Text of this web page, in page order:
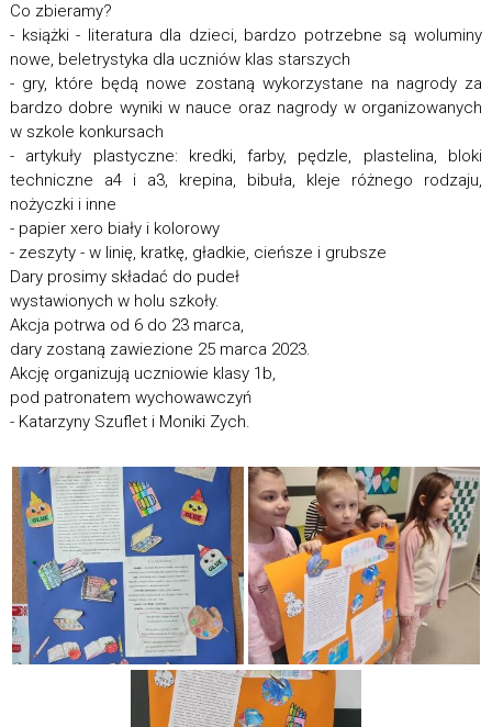
Co zbieramy?
- książki - literatura dla dzieci, bardzo potrzebne są woluminy
nowe, beletrystyka dla uczniów klas starszych
- gry, które będą nowe zostaną wykorzystane na nagrody za
bardzo dobre wyniki w nauce oraz nagrody w organizowanych
w szkole konkursach
- artykuły plastyczne: kredki, farby, pędzle, plastelina, bloki
techniczne a4 i a3, krepina, bibuła, kleje różnego rodzaju,
nożyczki i inne
- papier xero biały i kolorowy
- zeszyty - w linię, kratkę, gładkie, cieńsze i grubsze
Dary prosimy składać do pudeł
wystawionych w holu szkoły.
Akcja potrwa od 6 do 23 marca,
dary zostaną zawiezione 25 marca 2023.
Akcję organizują uczniowie klasy 1b,
pod patronatem wychowawczyń
- Katarzyny Szuflet i Moniki Zych.